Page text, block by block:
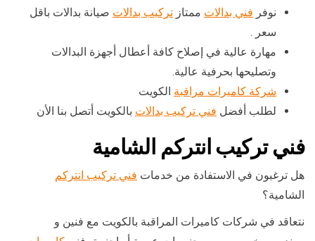
نوفر فني بدالات ممتاز تركيب بدالات صيانة بدالات باقل
سعر .
مهارة عالية في إصلاح كافة أعطال أجهزة البدالات
وتصليحها بحرفية عالية.
شركة كاميرات مراقبة الكويت
لطلب أفضل فني تركيب بدالات بالكويت أتصل بنا الأن
فني تركيب انتركم الشامية
هل ترغبون في الاستفادة من خدمات فني تركيب انتركم
الشامية؟
نتعاقد في شركات كاميرات المراقبة بالكويت مع فنين و